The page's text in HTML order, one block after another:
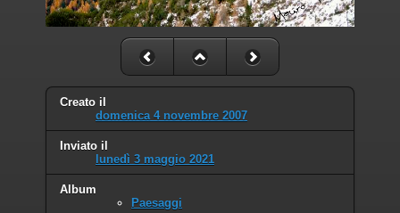
Creato il
domenica 4 novembre 2007
Inviato il
lunedì 3 maggio 2021
Album
Paesaggi